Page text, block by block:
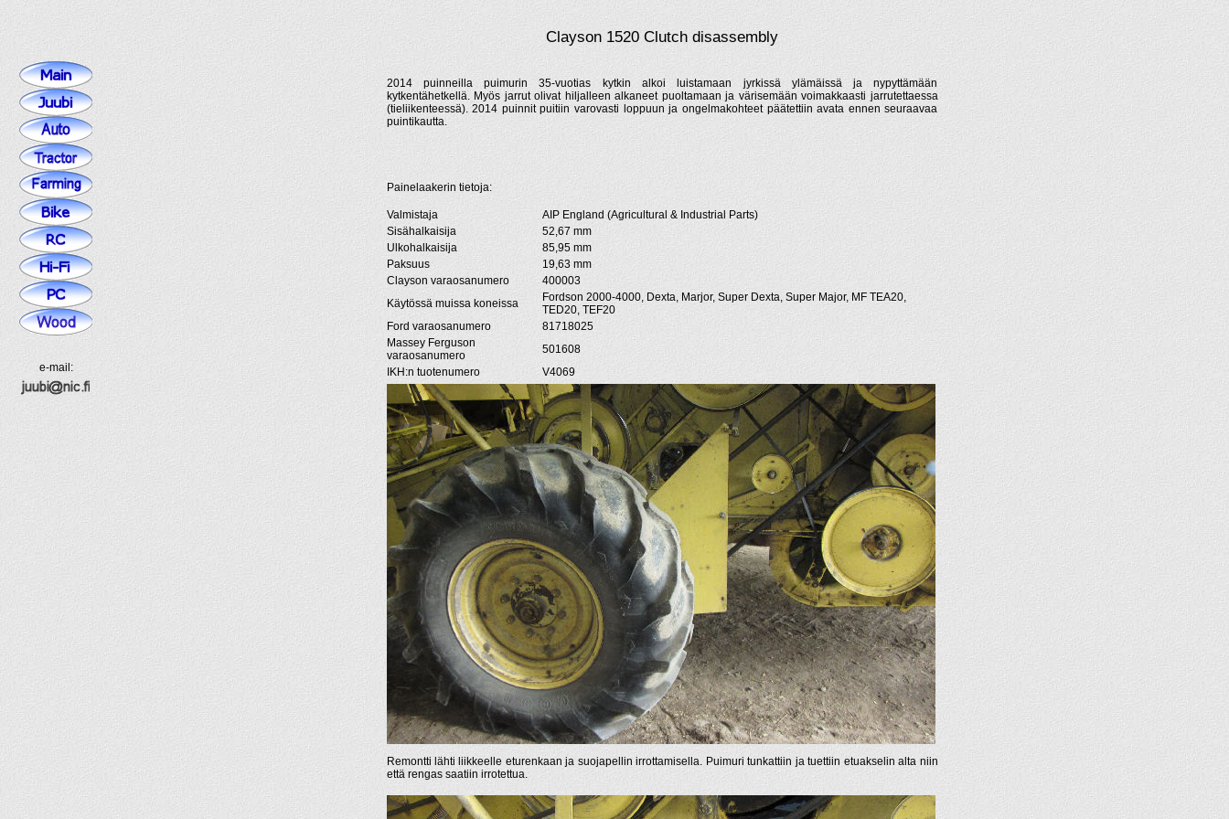
e-mail:
Clayson 1520 Clutch disassembly
2014 puinneilla puimurin 35-vuotias kytkin alkoi luistamaan jyrkissä ylämäissä ja nypyttämään
kytkentähetkellä. Myös jarrut olivat hiljalleen alkaneet puoltamaan ja värisemään voimakkaasti jarrutettaessa
(tieliikenteessä). 2014 puinnit puitiin varovasti loppuun ja ongelmakohteet päätettiin avata ennen seuraavaa
puintikautta.
Painelaakerin tietoja:
Valmistaja
AIP England (Agricultural & Industrial Parts)
Sisähalkaisija
52,67 mm
Ulkohalkaisija
85,95 mm
Paksuus
19,63 mm
Clayson varaosanumero
400003
Käytössä muissa koneissa
Fordson 2000-4000, Dexta, Marjor, Super Dexta, Super Major, MF TEA20,
TED20, TEF20
Ford varaosanumero
81718025
Massey Ferguson
varaosanumero
501608
IKH:n tuotenumero
V4069
Remontti lähti liikkeelle eturenkaan ja suojapellin irrottamisella. Puimuri tunkattiin ja tuettiin etuakselin alta niin
että rengas saatiin irrotettua.